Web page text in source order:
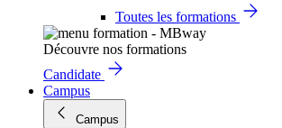
Toutes les formations
Découvre nos formations
Candidate
Campus
Campus